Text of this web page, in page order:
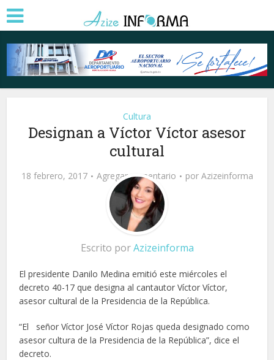
Cultura
Designan a Víctor Víctor asesor
cultural
18 febrero, 2017 Agregar comentario por Azizeinforma
Escrito porAzizeinforma
El presidente Danilo Medina emitió este miércoles el
decreto 40-17 que designa al cantautor Víctor Víctor,
asesor cultural de la Presidencia de la República.
“El señor Víctor José Víctor Rojas queda designado como
asesor cultura de la Presidencia de la República”, dice el
decreto.